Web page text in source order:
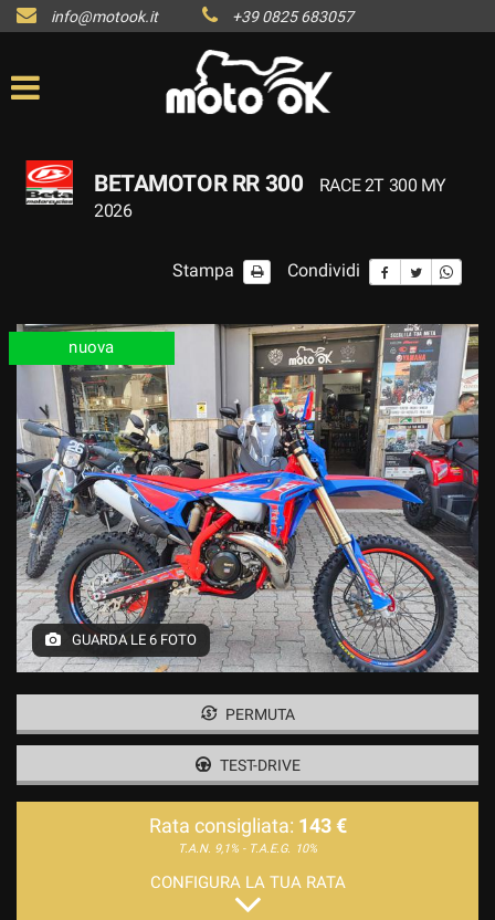
info@motook.it +39 0825 683057
BETAMOTOR RR 300
RACE 2T 300 MY
2026
Stampa Condividi
nuova
GUARDA LE 6 FOTO
PERMUTA
TEST-DRIVE
Rata consigliata: 143 €
T.A.N. 9,1% - T.A.E.G. 10%
CONFIGURA LA TUA RATA